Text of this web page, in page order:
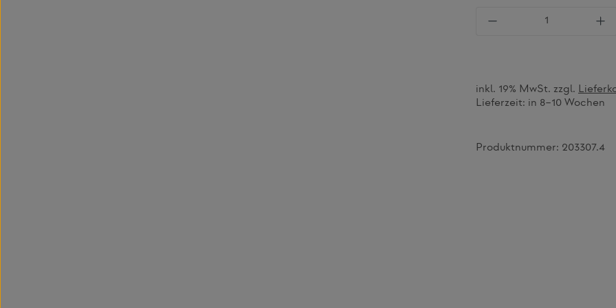
Produkt Anzahl:
inkl. 19% MwSt. zzgl.
Lieferzeit: in 8–10 Wochen
Produktnummer: 203307.4